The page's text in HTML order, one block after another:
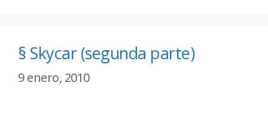
§ Skycar (segunda parte)
9 enero, 2010